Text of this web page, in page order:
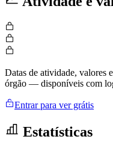
Datas de atividade, valores
órgão — disponíveis com
Entrar para ver grátis
Estatísticas